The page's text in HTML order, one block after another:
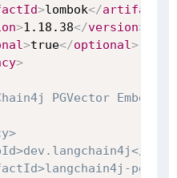
>lombok</artifactId
>1.18.38</version>
>true</optional>
>
PGVector